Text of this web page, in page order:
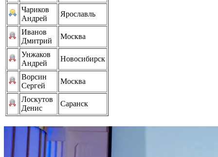
Чариков
Андрей
Ярославль
Иванов
Дмитрий
Москва
Унжаков
Андрей
Новосибирск
Ворсин
Сергей
Москва
Лоскутов
Денис
Саранск